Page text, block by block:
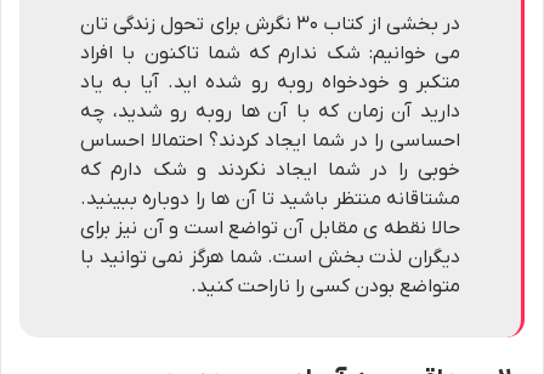
در بخشی از کتاب ۳۰ نگرش برای تحول زندگی تان
می خوانیم: شک ندارم که شما تاکنون با افراد
متکبر و خودخواه روبه رو شده اید. آیا به یاد
دارید آن زمان که با آن ها روبه رو شدید، چه
احساسی را در شما ایجاد کردند؟ احتمالا احساس
خوبی را در شما ایجاد نکردند و شک دارم که
مشتاقانه منتظر باشید تا آن ها را دوباره ببینید.
حالا نقطه ی مقابل آن تواضع است و آن نیز برای
دیگران لذت بخش است. شما هرگز نمی توانید با
متواضع بودن کسی را ناراحت کنید.